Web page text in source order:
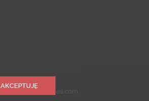
Predictes.com
AKCEPTUJĘ